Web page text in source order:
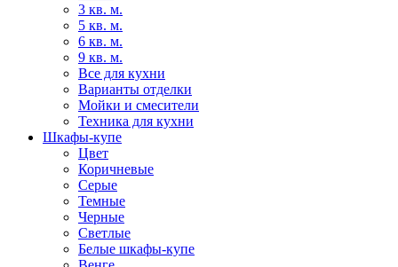
3 кв. м.
5 кв. м.
6 кв. м.
9 кв. м.
Все для кухни
Варианты отделки
Мойки и смесители
Техника для кухни
Шкафы-купе
Цвет
Коричневые
Серые
Темные
Черные
Светлые
Белые шкафы-купе